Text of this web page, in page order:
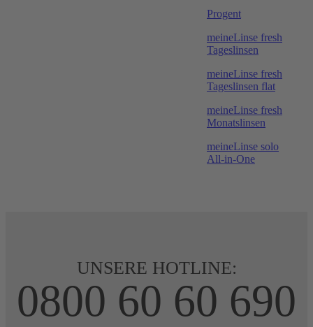
Progent
meineLinse fresh
Tageslinsen
meineLinse fresh
Tageslinsen flat
meineLinse fresh
Monatslinsen
meineLinse solo
All-in-One
UNSERE HOTLINE:
0800 60 60 690